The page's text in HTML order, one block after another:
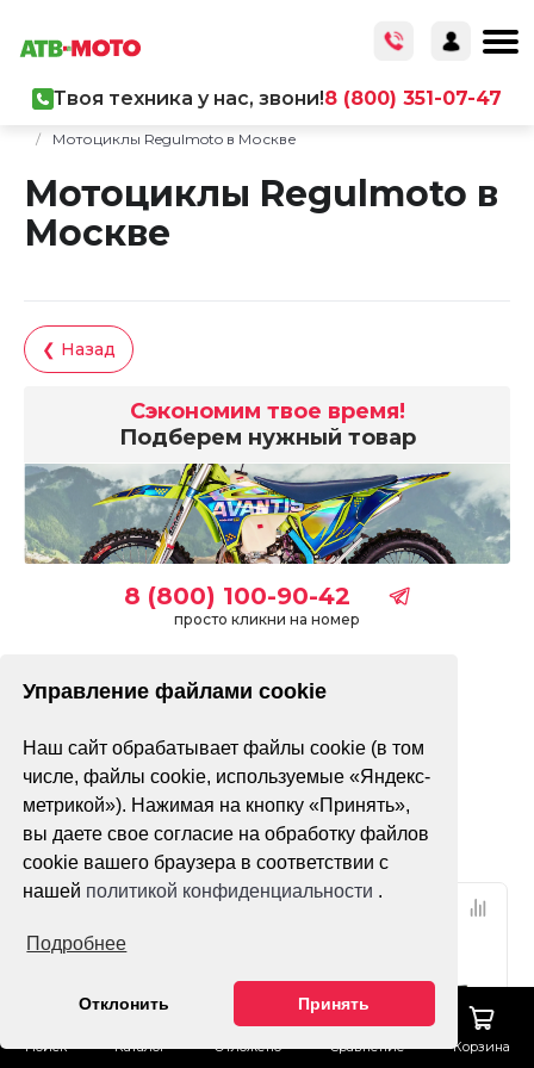
Управление файлами cookie
Наш сайт обрабатывает файлы cookie (в том
числе, файлы cookie, используемые «Яндекс-
метрикой»). Нажимая на кнопку «Принять»,
вы даете свое согласие на обработку файлов
cookie вашего браузера в соответствии с
нашей политикой конфиденциальности .
Подробнее
Отклонить Принять
Поиск Каталог Отложено Сравнение Корзина
Твоя техника у нас, звони!8 (800) 351-07-47
/
Мотоциклы Regulmoto в Москве
Мотоциклы Regulmoto в
Москве
❮ Назад
Сэкономим твое время!
Подберем нужный товар
8 (800) 100-90-42
просто кликни на номер
без ПТС с ПТС
Только в наличии
Фильтр По популярности